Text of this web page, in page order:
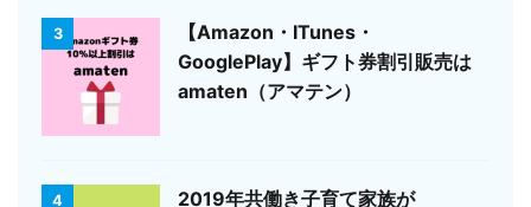
3
【Amazon・ITunes・
GooglePlay】ギフト券割引販売は
amaten（アマテン）
4 2019年共働き子育て家族が